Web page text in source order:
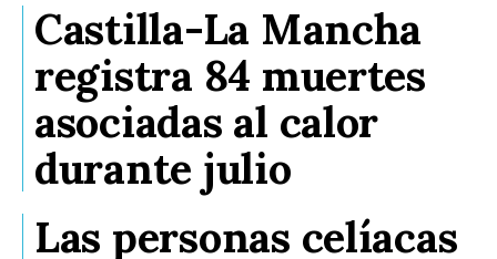
Castilla-La Mancha
registra 84 muertes
asociadas al calor
durante julio
Las personas celíacas